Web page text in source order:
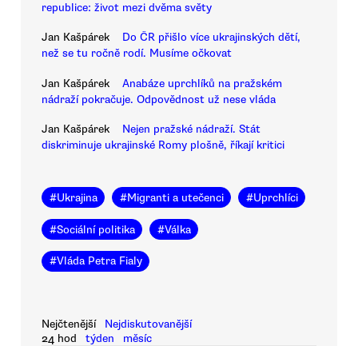
republice: život mezi dvěma světy
Jan Kašpárek
Do ČR přišlo více ukrajinských dětí,
než se tu ročně rodí. Musíme očkovat
Jan Kašpárek
Anabáze uprchlíků na pražském
nádraží pokračuje. Odpovědnost už nese vláda
Jan Kašpárek
Nejen pražské nádraží. Stát
diskriminuje ukrajinské Romy plošně, říkají kritici
#Ukrajina #Migranti a utečenci #Uprchlíci
#Sociální politika #Válka
#Vláda Petra Fialy
Nejčtenější
Nejdiskutovanější
24 hod
týden měsíc